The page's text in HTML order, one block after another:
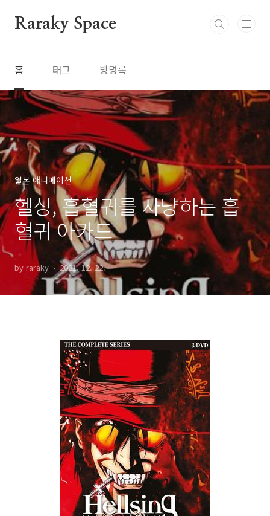
Raraky Space
홈 태그 방명록
일본 애니메이션
헬싱, 흡혈귀를 사냥하는 흡
혈귀 아카드
by raraky 2021. 12. 22.